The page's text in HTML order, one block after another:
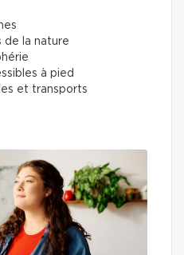
de la nature
à pied
et transports